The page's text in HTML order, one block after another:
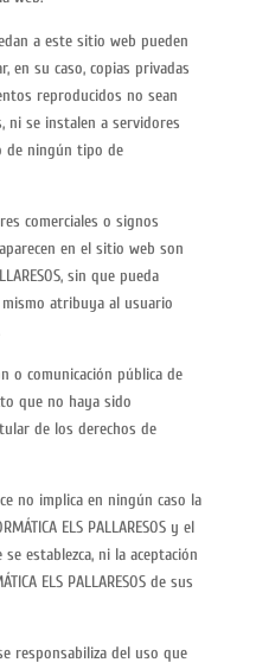
a este sitio web pueden
en su caso, copias privadas
reproducidos no sean
ni se instalen a servidores
de ningún tipo de
comerciales o signos
en el sitio web son
sin que pueda
atribuya al usuario
o comunicación pública de
que no haya sido
de los derechos de
no implica en ningún caso la
ELS PALLARESOS y el
establezca, ni la aceptación
ELS PALLARESOS de sus
se responsabiliza del uso que